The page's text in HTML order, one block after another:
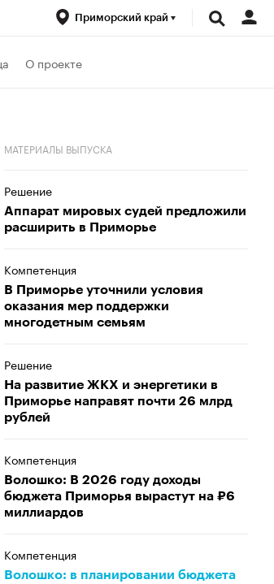
Приморский край
О проекте
МАТЕРИАЛЫ ВЫПУСКА
Решение
Аппарат мировых судей предложили
расширить в Приморье
Компетенция
В Приморье уточнили условия
оказания мер поддержки
многодетным семьям
Решение
На развитие ЖКХ и энергетики в
Приморье направят почти 26 млрд
рублей
Компетенция
Волошко: В 2026 году доходы
бюджета Приморья вырастут на ₽6
миллиардов
Компетенция
Волошко: в планировании бюджета